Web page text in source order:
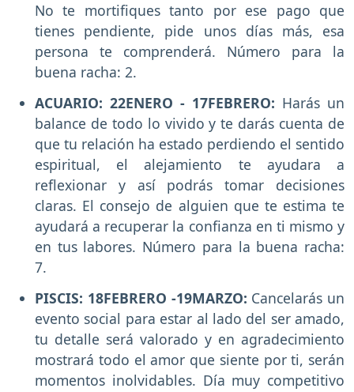
No te mortifiques tanto por ese pago que
tienes pendiente, pide unos días más, esa
persona te comprenderá. Número para la
buena racha: 2.
ACUARIO: 22ENERO - 17FEBRERO: Harás un
balance de todo lo vivido y te darás cuenta de
que tu relación ha estado perdiendo el sentido
espiritual, el alejamiento te ayudara a
reflexionar y así podrás tomar decisiones
claras. El consejo de alguien que te estima te
ayudará a recuperar la confianza en ti mismo y
en tus labores. Número para la buena racha:
7.
PISCIS: 18FEBRERO -19MARZO: Cancelarás un
evento social para estar al lado del ser amado,
tu detalle será valorado y en agradecimiento
mostrará todo el amor que siente por ti, serán
momentos inolvidables. Día muy competitivo